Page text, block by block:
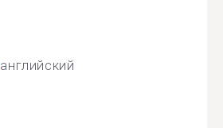
английский